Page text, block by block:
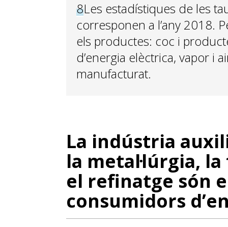
8Les estadístiques de les
corresponen a l’any 2018.
els productes: coc i
d’energia elèctrica, vapor i
manufacturat.
La indústria
la metal·lúrgia,
el refinatge són
consumidors